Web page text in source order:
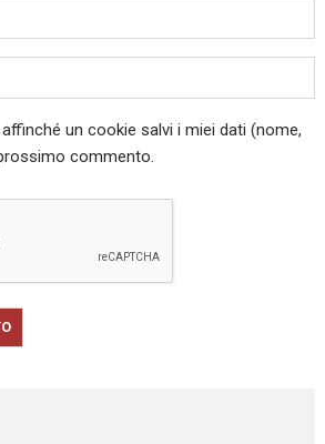
un cookie salvi i miei dati (nome,
commento.